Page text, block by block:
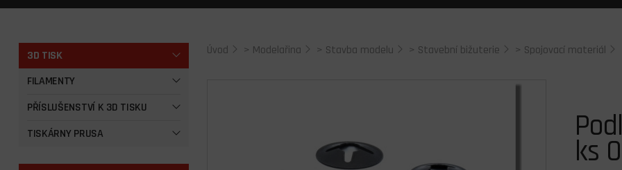
3D TISK
FILAMENTY
PŘÍSLUŠENSTVÍ K 3D TISKU
TISKÁRNY PRUSA
Úvod > Modelařina > Stavba modelu > Stavební bižuterie > Spojovací materiál
ks